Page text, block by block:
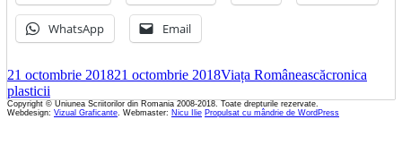
WhatsApp Email
Publicat
pe
21 octombrie 201821 octombrie 2018Autor
Viața RomâneascăCategorii
cronica
plasticii
Copyright © Uniunea Scriitorilor din Romania 2008-2018. Toate drepturile rezervate.
Webdesign: Vizual Graficante. Webmaster: Nicu Ilie Propulsat cu mândrie de WordPress